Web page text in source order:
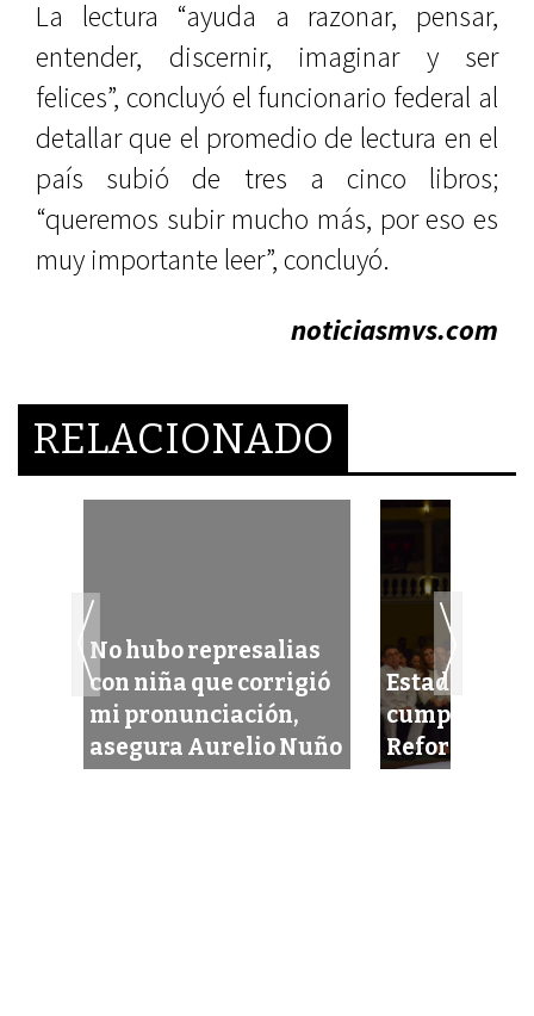
La lectura “ayuda a razonar, pensar,
entender, discernir, imaginar y ser
felices”, concluyó el funcionario federal al
detallar que el promedio de lectura en el
país subió de tres a cinco libros;
“queremos subir mucho más, por eso es
muy importante leer”, concluyó.
noticiasmvs.com
RELACIONADO
No hubo represalias
con niña que corrigió
mi pronunciación,
asegura Aurelio Nuño
Estado, el
cumplido en
Reforma